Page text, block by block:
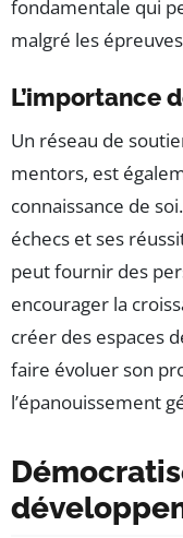
fondamentale qui
malgré les
L’importance
Un réseau de
mentors, est
connaissance de
échecs et ses
peut fournir des
encourager la
créer des espaces
faire évoluer son
l’épanouissement